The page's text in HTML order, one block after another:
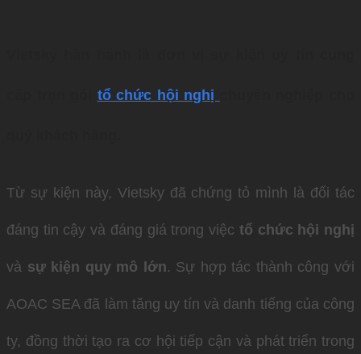
tổ chức hội nghị
Từ sự kiện này, Vietsky đã chứng tỏ mình là đối tác
đáng tin cậy và đáng giá trong việc tổ chức hội nghị
và sự kiện quy mô lớn. Sự hợp tác thành công với
AOAC SEA đã làm tăng uy tín và danh tiếng của công
ty, đồng thời tạo ra cơ hội tiếp cận và phát triển trong